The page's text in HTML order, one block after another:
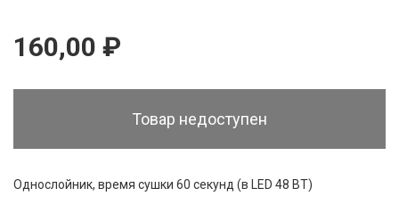
160,00 ₽
Товар недоступен
Однослойник, время сушки 60 секунд (в LED 48 ВТ)